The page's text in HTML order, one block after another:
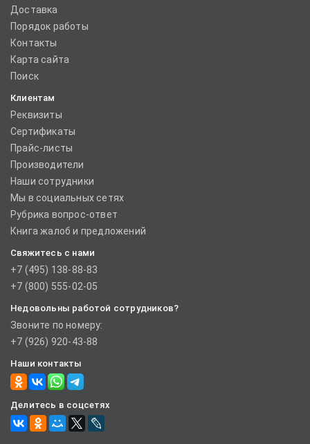
Доставка
Порядок работы
Контакты
Карта сайта
Поиск
Клиентам
Реквизиты
Сертификаты
Прайс-листы
Производители
Наши сотрудники
Мы в социальных сетях
Рубрика вопрос-ответ
Книга жалоб и предложений
Свяжитесь с нами
+7 (495) 138-88-83
+7 (800) 555-02-05
Недовольны работой сотрудников?
Звоните по номеру:
+7 (926) 920-43-88
Наши контакты
Делитесь в соцсетях